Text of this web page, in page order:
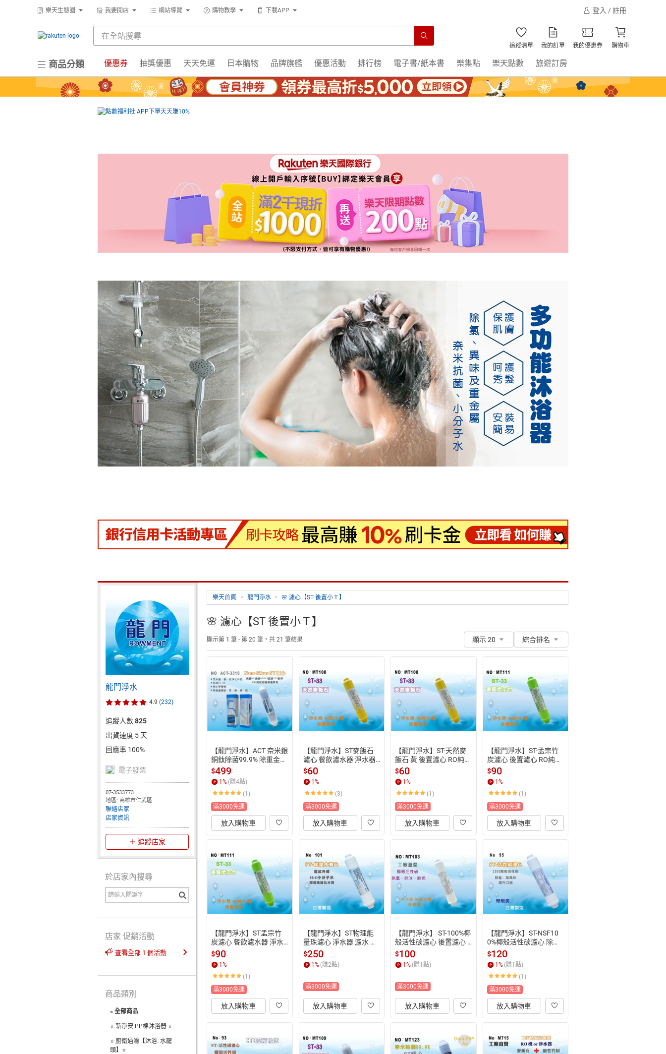
樂天生態圈 我要開店 網站導覽 購物教學 下載APP 登入 / 註冊
追蹤清單 我的訂單 我的優惠券 購物車
商品分類 優惠券 抽獎優惠 天天免運 日本購物 品牌旗艦 優惠活動 排行榜 電子書/紙本書 樂集點 樂天點數 旅遊訂房
樂天首頁 > 龍門淨水 > 🌸 濾心【ST 後置小Ｔ】
🌸 濾心【ST 後置小Ｔ】
顯示第 1 筆 - 第 20 筆，共 21 筆結果 顯示 20 綜合排名
【龍門淨水】ACT 奈米銀
銅鈦除菌99.9% 除重金屬
ST後置濾心 淨水器 過濾
器(ACT-3310)
$499
1% (賺4點)
(1)
滿3000免運
放入購物車
【龍門淨水】ST麥飯石
濾心 餐飲濾水器 淨水器
箱 過濾器 飲水機 RO純
水機(貨號99)
$60
1%
(3)
滿3000免運
放入購物車
【龍門淨水】ST-天然麥
飯石 黃 後置濾心 RO純水
機 淨水器 飲水機(MT10
8)
$60
1%
(1)
滿3000免運
放入購物車
【龍門淨水】ST-孟宗竹
炭濾心 後置濾心 RO純水
機 淨水器 飲水機 餐飲(M
T111)
$90
1%
(1)
滿3000免運
放入購物車
【龍門淨水】ST孟宗竹
炭濾心 餐飲濾水器 淨水
器 濾水 飲水機 RO純水機
(貨號MT111)
$90
1%
(1)
滿3000免運
放入購物車
【龍門淨水】ST物理能
量珠濾心 淨水器 濾水 軟
水器 飲水機 RO純水機
(貨號101)
$250
1% (賺2點)
滿3000免運
放入購物車
【龍門淨水】 ST-100%椰
殼活性碳濾心 後置濾心
RO純水機 淨水器 飲水機
(MT103)
$100
1% (賺1點)
滿3000免運
放入購物車
【龍門淨水】ST-NSF10
0%椰殼活性碳濾心 除氯
除異味 口感佳 灰水少 R
O純水機 淨水器  飲水機
(95)
$120
1% (賺1點)
(1)
滿3000免運
放入購物車
龍門淨水
4.9 (232)
追蹤人數825
出貨速度 5 天
回應率 100%
電子發票
07-3533773
地區: 高雄市仁武區
聯絡店家
店家資訊
追蹤店家
於店家內搜尋
店家 促銷活動
查看全部 1 個活動
商品類別
« 全部商品
⭐️ 新淨安 PP棉沐浴器 ⭐️
⭐️ 廚衛過濾【沐浴. 水龍
頭】⭐️